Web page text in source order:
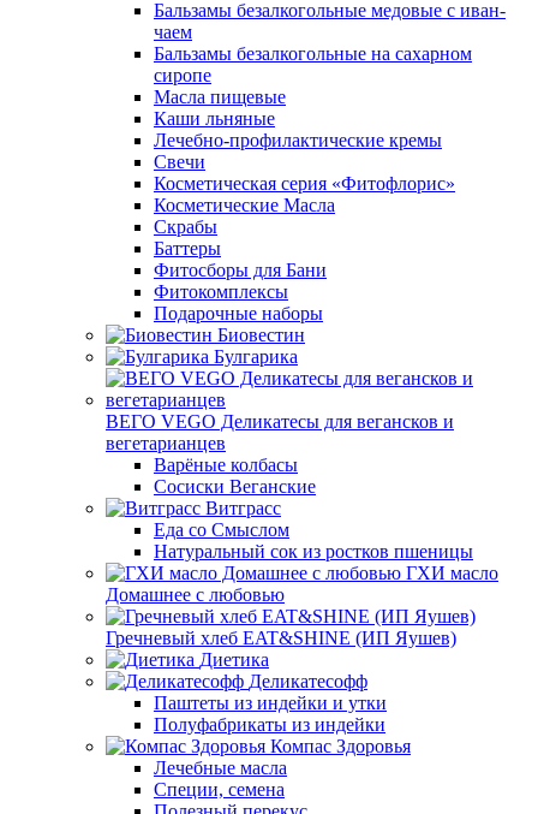
Бальзамы безалкогольные медовые с иван-
чаем
Бальзамы безалкогольные на сахарном
сиропе
Масла пищевые
Каши льняные
Лечебно-профилактические кремы
Свечи
Косметическая серия «Фитофлорис»
Косметические Масла
Скрабы
Баттеры
Фитосборы для Бани
Фитокомплексы
Подарочные наборы
Биовестин
Булгарика
ВЕГО VEGO Деликатесы для вегансков и
вегетарианцев
Варёные колбасы
Сосиски Веганские
Витграсс
Еда со Смыслом
Натуральный сок из ростков пшеницы
ГХИ масло
Домашнее с любовью
Гречневый хлеб EAT&SHINE (ИП Яушев)
Диетика
Деликатесофф
Паштеты из индейки и утки
Полуфабрикаты из индейки
Компас Здоровья
Лечебные масла
Специи, семена